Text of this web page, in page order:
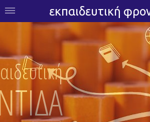
εκπαιδευτική